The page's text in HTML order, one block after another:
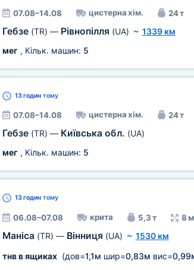
07.08–14.08 цистерна хім. 24 т
Гебзе (TR) — Рівнопілля (UA) ~ 1339 км
мег , Кільк. машин: 5
13 годинтому
07.08–14.08 цистерна хім. 24 т
Гебзе (TR) — Київська обл. (UA)
мег , Кільк. машин: 5
13 годинтому
06.08–07.08 крита 5,3 т 8
Маніса (TR) — Вінниця (UA) ~ 1530 км
тнв в ящиках(дов=1,1м шир=0,83м вис=